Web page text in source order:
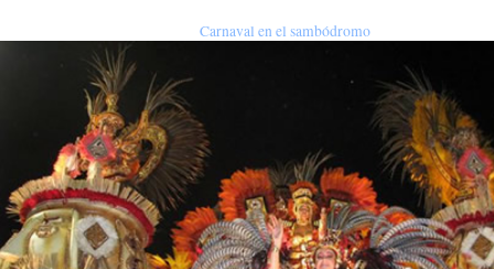
Carnaval en el sambódromo